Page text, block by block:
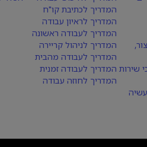
שירות
המדריך לכתיבת קו"ח
המדריך לראיון עבודה
המדריך לעבודה ראשונה
המדריך לניהול קריירה
המדריך לעבודה מהבית
המדריך לעבודה זמנית
המדריך לחוזה עבודה